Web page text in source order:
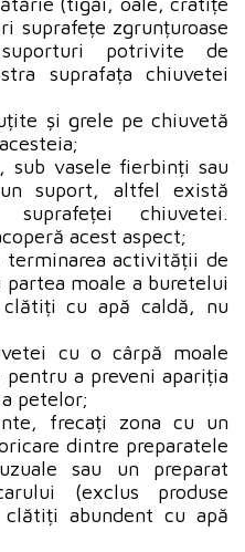
suprafețe zgrunțuroase
potrivite de
suprafața chiuvetei
și grele pe chiuvetă
sub vasele fierbinți sau
suport, altfel există
chiuvetei.
acest aspect;
terminarea activității de
moale a buretelui
cu apă caldă, nu
cu o cârpă moale
a preveni apariția
petelor;
frecați zona cu un
dintre preparatele
sau un preparat
(exclus produse
clătiți abundent cu apă